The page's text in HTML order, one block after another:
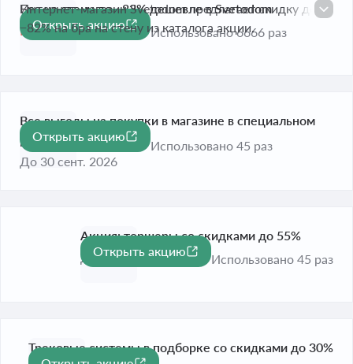
-82%
Бра на стену до −82% дешевле в Svetodom
Истекает сегодня
Интернет-магазин Svetodom предлагает скидку до
−82% на бра на стену из каталога акции.
Открыть акцию
Использовано 6666 раз
Все выгоды на покупки в магазине в специальном
разделе
До 30 сент. 2026
Открыть акцию
Использовано 45 раз
-55%
Акция: торшеры со скидками до 55%
До 30 сент. 2026
Открыть акцию
Использовано 45 раз
Трековые системы в подборке со скидками до 30%